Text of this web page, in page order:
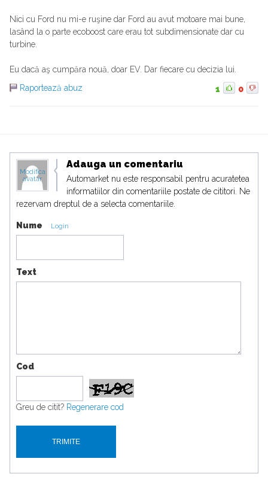
Nici cu Ford nu mi-e ruşine dar Ford au avut motoare mai bune,
lasând la o parte ecoboost care erau tot subdimensionate dar cu
turbine.
Eu dacă aş cumpăra nouă, doar EV. Dar fiecare cu decizia lui.
Raportează abuz
1 0
Modifica
avatar
Adauga un comentariu
Automarket nu este responsabil pentru acuratetea
informatiilor din comentariile postate de cititori. Ne
rezervam dreptul de a selecta comentariile.
Nume Login
Text
Cod
Greu de citit? Regenerare cod